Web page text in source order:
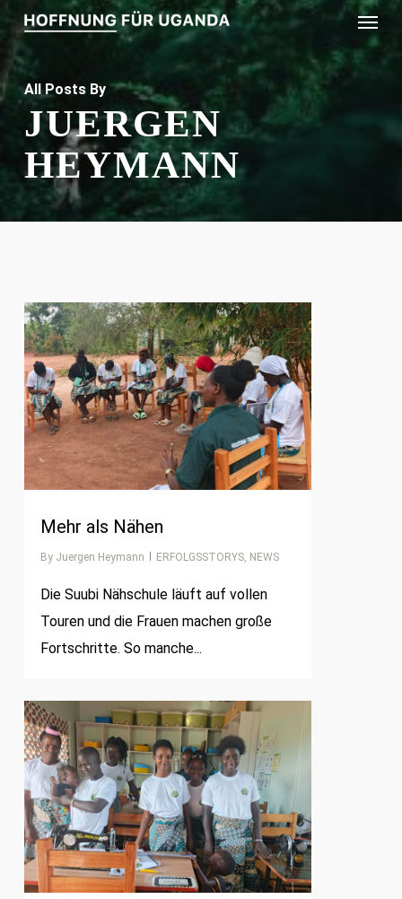
Skip
to
main
content
Menu
All Posts By
JUERGEN
HEYMANN
Mehr als Nähen
By Juergen Heymann ERFOLGSSTORYS, NEWS
Die Suubi Nähschule läuft auf vollen
Touren und die Frauen machen große
Fortschritte. So manche...
1
0